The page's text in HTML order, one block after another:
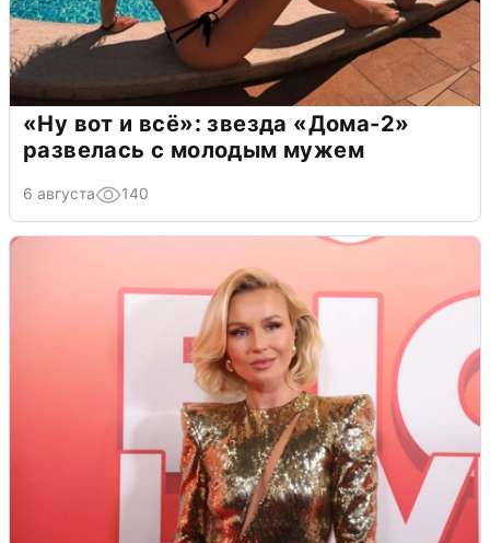
«Ну вот и всё»: звезда «Дома-2»
развелась с молодым мужем
6 августа 140